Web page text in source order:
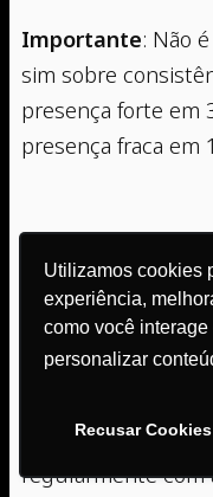
Utilizamos cookies
experiência,
como você
personalizar
Recusar Cookies
Importante: Não
sim sobre
presença forte em
presença fraca em
O quê: Manter
Por que: Porque
treino. Portanto,
conteúdo recente.
regularmente com